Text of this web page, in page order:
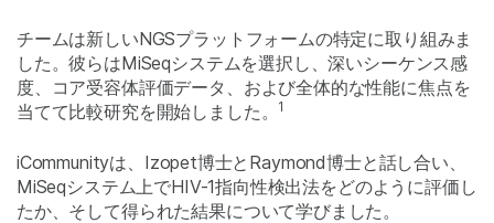
チームは新しいNGSプラットフォームの特定に取り組みま
した。彼らはMiSeqシステムを選択し、深いシーケンス感
度、コア受容体評価データ、および全体的な性能に焦点を
当てて比較研究を開始しました。
1
iCommunityは、Izopet博士とRaymond博士と話し合い、
MiSeqシステム上でHIV-1指向性検出法をどのように評価し
たか、そして得られた結果について学びました。